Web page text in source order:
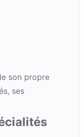
son propre
ses